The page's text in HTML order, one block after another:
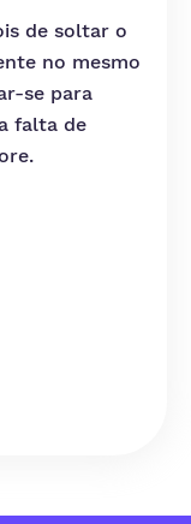
de soltar o
no mesmo
se para
falta de